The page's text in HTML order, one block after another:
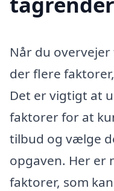
Når du
der flere
Det er vigtigt at
faktorer for at
tilbud og vælge
opgaven. Her er
faktorer, som